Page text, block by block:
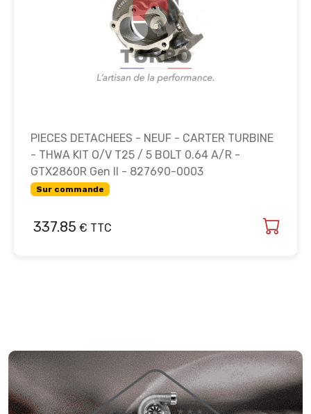
PIECES DETACHEES - NEUF - CARTER TURBINE
- THWA KIT O/V T25 / 5 BOLT 0.64 A/R -
GTX2860R Gen II - 827690-0003
Sur commande
337.85 € TTC